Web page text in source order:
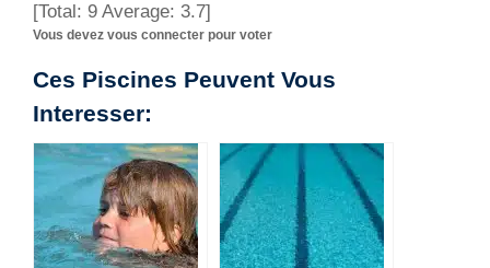
[Total: 9 Average: 3.7]
Vous devez vous connecter pour voter
Ces Piscines Peuvent Vous
Interesser: